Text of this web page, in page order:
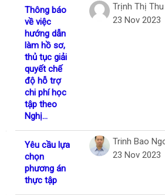
Thông báo
về việc
hướng dẫn
làm hồ sơ,
thủ tục giải
quyết chế
độ hỗ trợ
chi phí học
tập theo
Nghị...
Trịnh Thị
23 Nov 2023
Yêu cầu lựa
chọn
phương án
thực tập
Trinh Bao
23 Nov 2023